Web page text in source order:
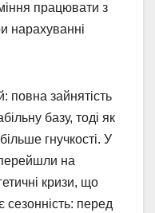
працювати з
нарахуванні
повна зайнятість
базу, тоді як
гнучкості. У
на
кризи, що
перед